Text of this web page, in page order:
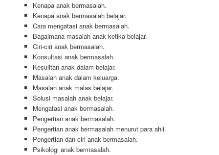
Kenapa anak bermasalah.
Kenapa anak bermasalah belajar.
Cara mengatasi anak bermasalah.
Bagaimana masalah anak ketika belajar.
Ciri-ciri anak bermasalah.
Konsultasi anak bermasalah.
Kesulitan anak dalam belajar.
Masalah anak dalam keluarga.
Masalah anak malas belajar.
Solusi masalah anak belajar.
Mengatasi anak bermasalah.
Pengertian anak bermasalah.
Pengertian anak bermasalah menurut para ahli.
Pengertian dan ciri anak bermasalah.
Psikologi anak bermasalah.